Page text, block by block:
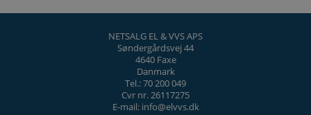
NETSALG EL & VVS APS
Søndergårdsvej 44
4640 Faxe
Danmark
Tel.: 70 200 049
Cvr nr. 26117275
E-mail: info@elvvs.dk